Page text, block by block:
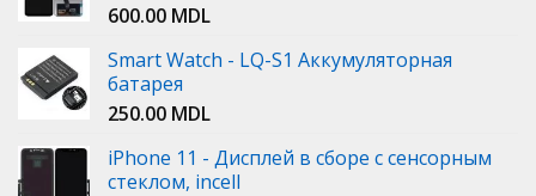
600.00 MDL
Smart Watch - LQ-S1 Аккумуляторная
батарея
250.00 MDL
iPhone 11 - Дисплей в сборе с сенсорным
стеклом, incell